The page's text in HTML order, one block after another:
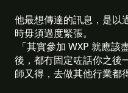
他最想傳達的訊息，是以
時毋須過度緊張。
「其實參加 WXP 就應
後，都冇固定咗話你之後
師又得，去做其他行業都